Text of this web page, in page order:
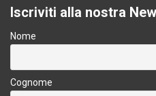
Iscriviti alla nostra
Nome
Cognome